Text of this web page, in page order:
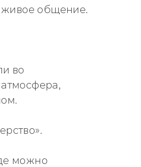
живое общение.
во
можно